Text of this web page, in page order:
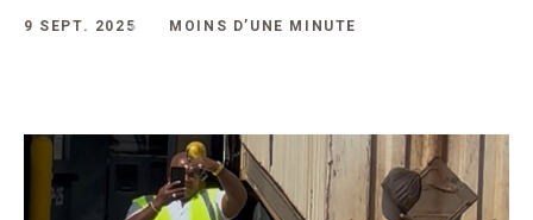
9 SEPT. 2025 MOINS D’UNE MINUTE